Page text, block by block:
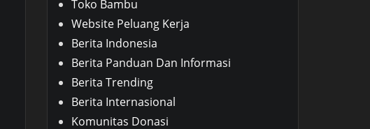
Toko Bambu
Website Peluang Kerja
Berita Indonesia
Berita Panduan Dan Informasi
Berita Trending
Berita Internasional
Komunitas Donasi